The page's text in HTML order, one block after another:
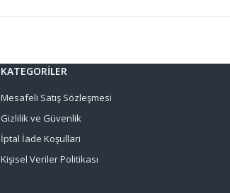
KATEGORİLER
Mesafeli Satış Sözleşmesi
Gizlilik ve Güvenlik
İptal İade Koşullari
Kişisel Veriler Politikası